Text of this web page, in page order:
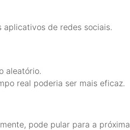
de redes sociais.
aleatório.
real poderia ser mais eficaz.
pode pular para a próxima